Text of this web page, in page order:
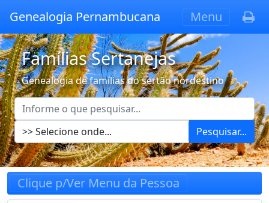
Genealogia Pernambucana Menu
Famílias Sertanejas
Genealogia de famílias do sertão nordestino
Pesquisar...
Clique p/Ver Menu da Pessoa